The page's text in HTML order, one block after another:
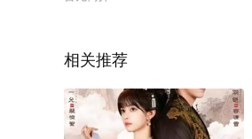
相关推荐